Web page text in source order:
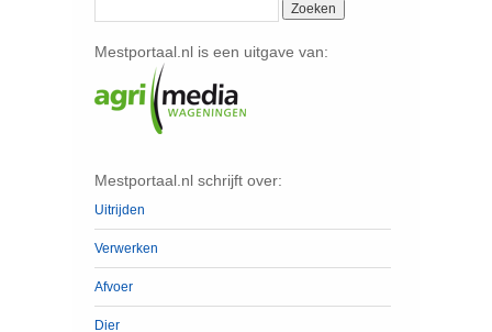
Mestportaal.nl is een uitgave van:
Mestportaal.nl schrijft over:
Uitrijden
Verwerken
Afvoer
Dier